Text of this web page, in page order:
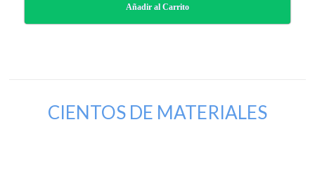
Añadir al Carrito
CIENTOS DE MATERIALES